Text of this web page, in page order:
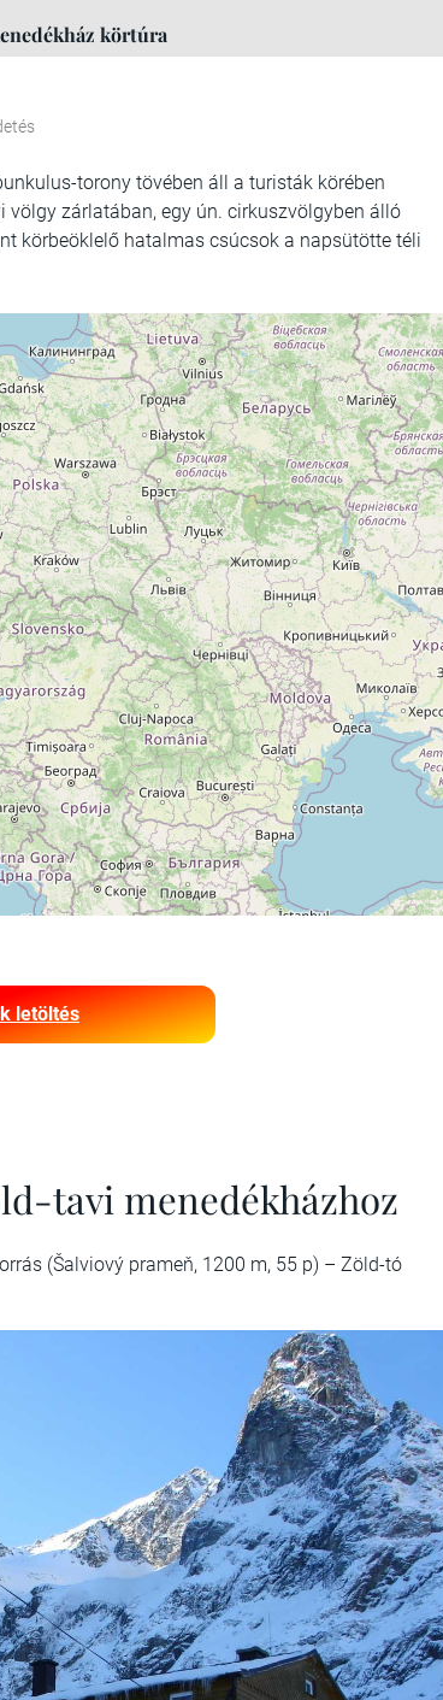
körtúra
torony tövében áll a turisták körében
zárlatában, egy ún. cirkuszvölgyben álló
körbeöklelő hatalmas csúcsok a napsütötte téli
letöltés
tavi menedékházhoz
(Šalviový prameň, 1200 m, 55 p) – Zöld-tó